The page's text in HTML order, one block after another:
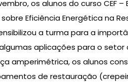
os alunos do curso CEF
Eficiência Energética na
a turma para a
aplicações para o setor
amperimétrica, os alunos
de restauração